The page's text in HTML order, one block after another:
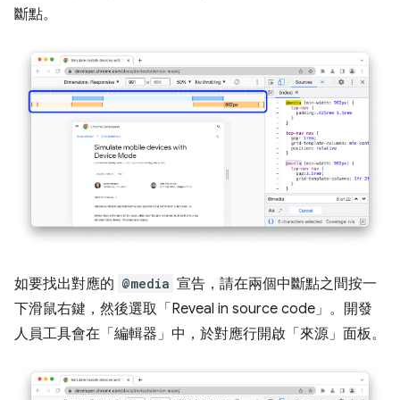
斷點。
如要找出對應的 @media 宣告，請在兩個中斷點之間按一
下滑鼠右鍵，然後選取「Reveal in source code」 。開發
人員工具會在「編輯器」 中，於對應行開啟「來源」 面板。